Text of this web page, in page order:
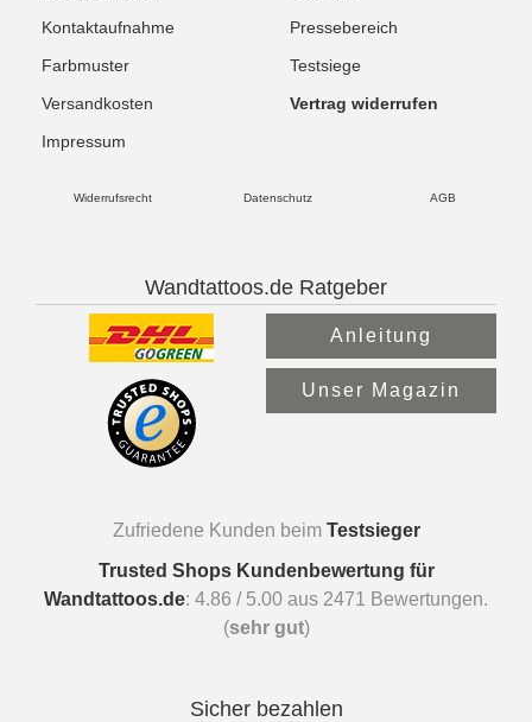
Kontaktaufnahme
Pressebereich
Farbmuster
Testsiege
Versandkosten
Vertrag widerrufen
Impressum
Widerrufsrecht Datenschutz AGB
Wandtattoos.de Ratgeber
Anleitung
Unser Magazin
Zufriedene Kunden beim Testsieger
Trusted Shops Kundenbewertung für
Wandtattoos.de: 4.86 / 5.00 aus 2471
Bewertungen.
(sehr gut)
Sicher bezahlen